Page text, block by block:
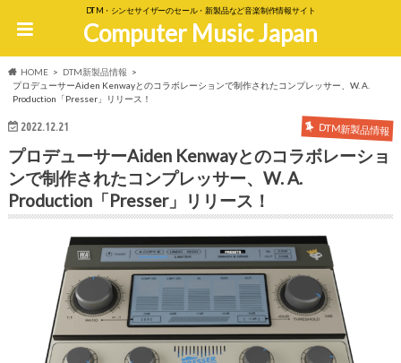
DTM・シンセサイザーのセール・新製品など音楽制作情報サイト
Computer Music Japan
HOME
DTM新製品情報
プロデューサーAiden Kenwayとのコラボレーションで制作されたコンプレッサー、W. A.
Production「Presser」リリース！
2022.12.21 DTM新製品情報
プロデューサーAiden Kenwayとのコラボレーショ
ンで制作されたコンプレッサー、W. A.
Production「Presser」リリース！